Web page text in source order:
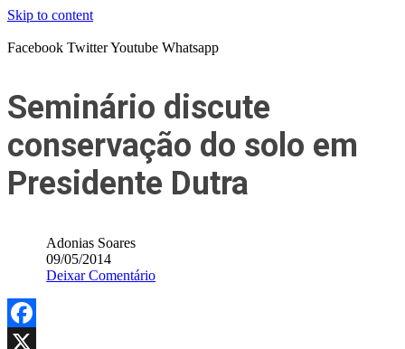
Skip to content
Facebook TwitterYoutube Whatsapp
Seminário discute
conservação do solo em
Presidente Dutra
Adonias Soares
09/05/2014
Deixar Comentário
Facebook